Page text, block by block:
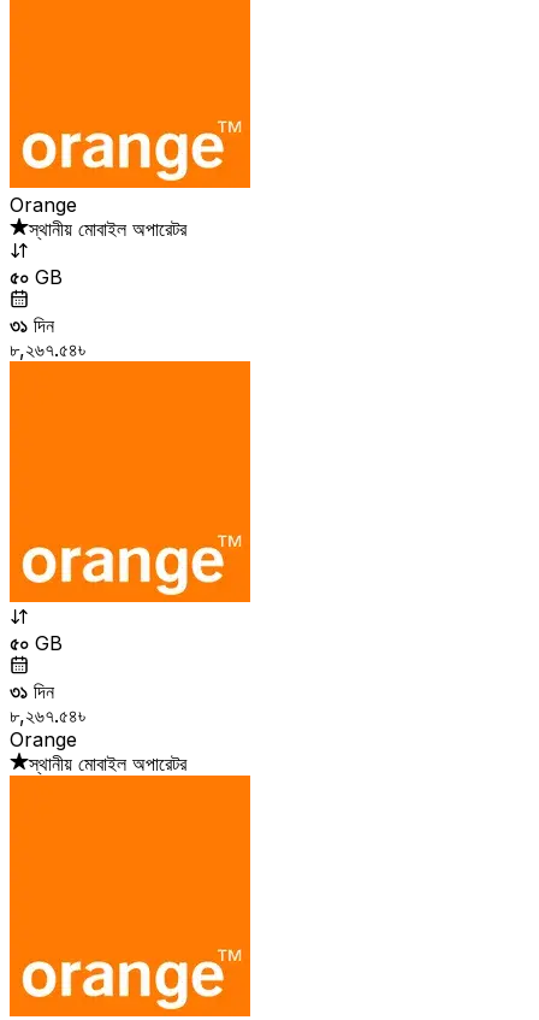
Orange
স্থানীয় মোবাইল অপারেটর
৫০ GB
৩১ দিন
৮,২৬৭.৫৪৳
৫০ GB
৩১ দিন
৮,২৬৭.৫৪৳
Orange
স্থানীয় মোবাইল অপারেটর